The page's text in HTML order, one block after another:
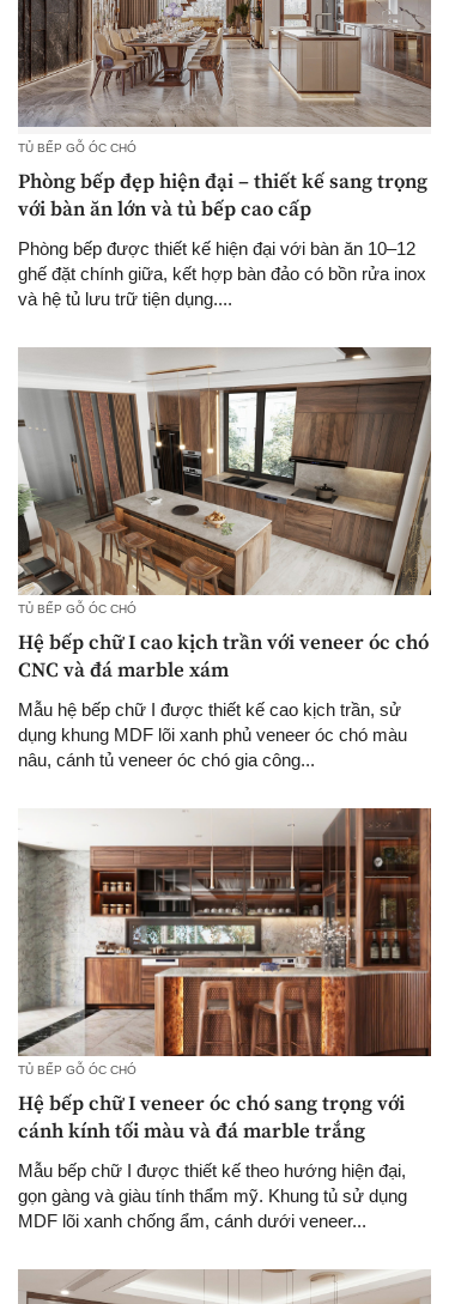
TỦ BẾP GỖ ÓC CHÓ
Phòng bếp đẹp hiện đại – thiết kế sang trọng
với bàn ăn lớn và tủ bếp cao cấp
Phòng bếp được thiết kế hiện đại với bàn ăn 10–12
ghế đặt chính giữa, kết hợp bàn đảo có bồn rửa inox
và hệ tủ lưu trữ tiện dụng....
TỦ BẾP GỖ ÓC CHÓ
Hệ bếp chữ I cao kịch trần với veneer óc chó
CNC và đá marble xám
Mẫu hệ bếp chữ I được thiết kế cao kịch trần, sử
dụng khung MDF lõi xanh phủ veneer óc chó màu
nâu, cánh tủ veneer óc chó gia công...
TỦ BẾP GỖ ÓC CHÓ
Hệ bếp chữ I veneer óc chó sang trọng với
cánh kính tối màu và đá marble trắng
Mẫu bếp chữ I được thiết kế theo hướng hiện đại,
gọn gàng và giàu tính thẩm mỹ. Khung tủ sử dụng
MDF lõi xanh chống ẩm, cánh dưới veneer...